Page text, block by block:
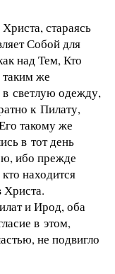
стараясь
Собой для
над Тем, Кто
же
светлую одежду,
к Пилату,
такому же
в тот день
ибо прежде
находится
Христа.
и Ирод, оба
в этом,
не подвигло